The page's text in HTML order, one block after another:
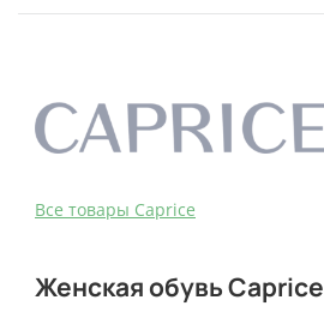
Bce товары Caprice
Женская обувь Caprice